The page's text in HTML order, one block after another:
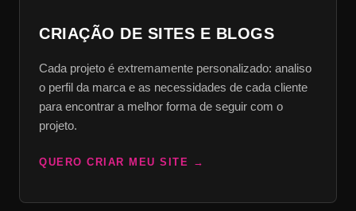
CRIAÇÃO DE SITES E BLOGS
Cada projeto é extremamente personalizado: analiso
o perfil da marca e as necessidades de cada cliente
para encontrar a melhor forma de seguir com o
projeto.
QUERO CRIAR MEU SITE